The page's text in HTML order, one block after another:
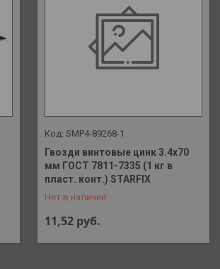
SMP4-89268-1
Гвозди винтовые цинк 3.4х70
мм ГОСТ 7811-7335 (1 кг в
пласт. конт.) STARFIX
Нет в наличии
11,52 руб.
+375 (29) 648-41-90